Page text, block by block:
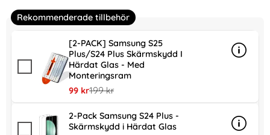
Rekommenderade tillbehör
[2-PACK] Samsung S25
Plus/S24 Plus Skärmskydd I
Härdat Glas - Med
Monteringsram
rea pris
99 krtidigare pris
199 kr
Info
mer
2-Pack Samsung S24 Plus -
Skärmskydd i Härdat Glas
Info
mer